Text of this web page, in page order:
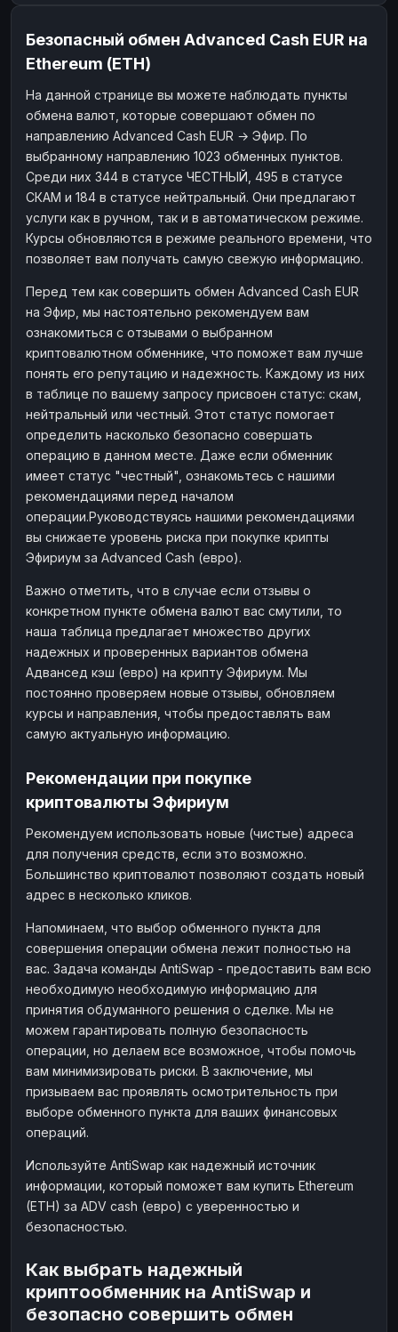
Безопасный обмен Advanced Cash EUR на
Ethereum (ETH)
На данной странице вы можете наблюдать пункты
обмена валют, которые совершают обмен по
направлению Advanced Cash EUR → Эфир. По
выбранному направлению 1023 обменных пунктов.
Среди них 344 в статусе ЧЕСТНЫЙ, 495 в статусе
СКАМ и 184 в статусе нейтральный. Они предлагают
услуги как в ручном, так и в автоматическом режиме.
Курсы обновляются в режиме реального времени, что
позволяет вам получать самую свежую информацию.
Перед тем как совершить обмен Advanced Cash EUR
на Эфир, мы настоятельно рекомендуем вам
ознакомиться с отзывами о выбранном
криптовалютном обменнике, что поможет вам лучше
понять его репутацию и надежность. Каждому из них
в таблице по вашему запросу присвоен статус: скам,
нейтральный или честный. Этот статус помогает
определить насколько безопасно совершать
операцию в данном месте. Даже если обменник
имеет статус "честный", ознакомьтесь с нашими
рекомендациями перед началом
операции.Руководствуясь нашими рекомендациями
вы снижаете уровень риска при покупке крипты
Эфириум за Advanced Cash (евро).
Важно отметить, что в случае если отзывы о
конкретном пункте обмена валют вас смутили, то
наша таблица предлагает множество других
надежных и проверенных вариантов обмена
Адвансед кэш (евро) на крипту Эфириум. Мы
постоянно проверяем новые отзывы, обновляем
курсы и направления, чтобы предоставлять вам
самую актуальную информацию.
Рекомендации при покупке
криптовалюты Эфириум
Рекомендуем использовать новые (чистые) адреса
для получения средств, если это возможно.
Большинство криптовалют позволяют создать новый
адрес в несколько кликов.
Напоминаем, что выбор обменного пункта для
совершения операции обмена лежит полностью на
вас. Задача команды AntiSwap - предоставить вам всю
необходимую необходимую информацию для
принятия обдуманного решения о сделке. Мы не
можем гарантировать полную безопасность
операции, но делаем все возможное, чтобы помочь
вам минимизировать риски. В заключение, мы
призываем вас проявлять осмотрительность при
выборе обменного пункта для ваших финансовых
операций.
Используйте AntiSwap как надежный источник
информации, который поможет вам купить Ethereum
(ETH) за ADV cash (евро) с уверенностью и
безопасностью.
Как выбрать надежный
криптообменник на AntiSwap и
безопасно совершить обмен